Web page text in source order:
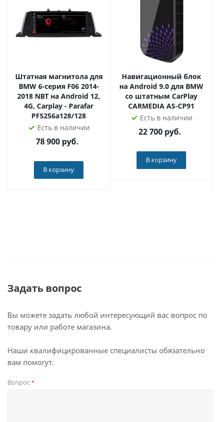
➕Установка осуществляется pin-to-pin, что позволяет
сохранить функции заводского устройства, такие как
поддержка камер, парктроников, управления на руле и
т.д.
➕Официальная гарантия и техподдержка Parafar 12
➕Оборудование проверяется и готовится инженерами
Parafar под комплектацию вашего автомобиля перед
продажей.
➕У вас имеются законные 14 дней на проверку
устройства.
Наш магазин - официальный дилер продукции Parafar
по всей России. Приобретая товар у нас, вы получаете
оригинальное устройство, техподдержку и гарантию!
Штатная магнитола для
BMW 6-серия F06 2014-
2018 NBT на Android 12,
4G, Carplay - Parafar
PF5256a128/128
Есть в наличии
78 900руб.
В корзину
Навигационный блок
на Android 9.0 для BMW
со штатным CarPlay
CARMEDIA AS-CP91
Есть в наличии
22 700руб.
В корзину
Задать вопрос
Вы можете задать любой интересующий вас вопрос по
товару или работе магазина.
Наши квалифицированные специалисты обязательно
вам помогут.
Вопрос*